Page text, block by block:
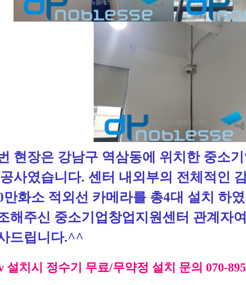
현장은 강남구 역삼동에 위치한 중소
사였습니다. 센터 내외부의 전체적인
만화소 적외선 카메라를 총4대 설치 하
해주신 중소기업창업지원센터 관계자
드립니다.^^
설치시 정수기 무료/무약정 설치 문의 070-